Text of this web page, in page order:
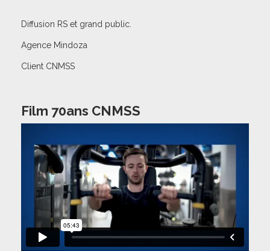
Diffusion RS et grand public.
Agence Mindoza
Client CNMSS
Film 70ans CNMSS